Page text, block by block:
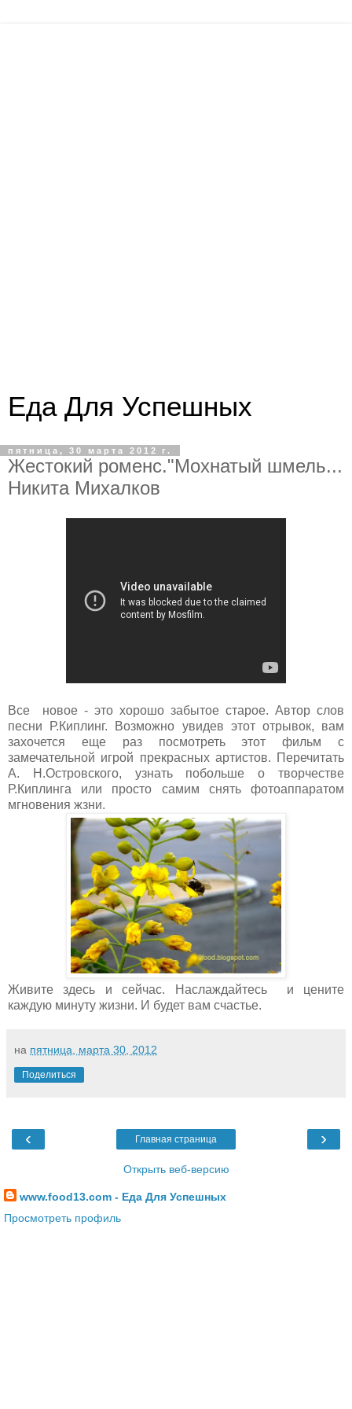
Еда Для Успешных
пятница, 30 марта 2012 г.
Жестокий роменс."Мохнатый шмель...
Никита Михалков
Все новое - это хорошо забытое старое. Автор слов
песни Р.Киплинг. Возможно увидев этот отрывок, вам
захочется еще раз посмотреть этот фильм с
замечательной игрой прекрасных артистов. Перечитать
А. Н.Островского, узнать побольше о творчестве
Р.Киплинга или просто самим снять фотоаппаратом
мгновения жзни.
Живите здесь и сейчас. Наслаждайтесь и цените
каждую минуту жизни. И будет вам счастье.
на пятница, марта 30, 2012
Поделиться
‹ ›
Главная страница
Открыть веб-версию
www.food13.com - Еда Для Успешных
Просмотреть профиль